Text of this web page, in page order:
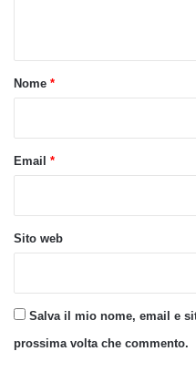
o
Nome *
Email *
Sito web
Salva il mio nome, email e
prossima volta che commento.